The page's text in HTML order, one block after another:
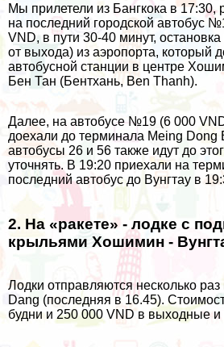
Мы прилетели из Бангкока в 17:30,
на последний городской автобус
VND, в пути 30-40 минут,
от выхода) из аэропорта, который
автобусной станции в центре
Бен Тан (Бентхань, Ben Thanh).
Далее, на автобусе №19 (6 000
доехали до терминала Meing Dong
автобусы 26 и 56 также идут до
уточнять. В 19:20 приехали на
последний автобус до Вунгтау в
2. На «ракете» - лодке с
крыльями Хошимин -
Лодки отправляются несколько
Dang (последняя в 16.45).
будни и 250 000 VND в выходные и